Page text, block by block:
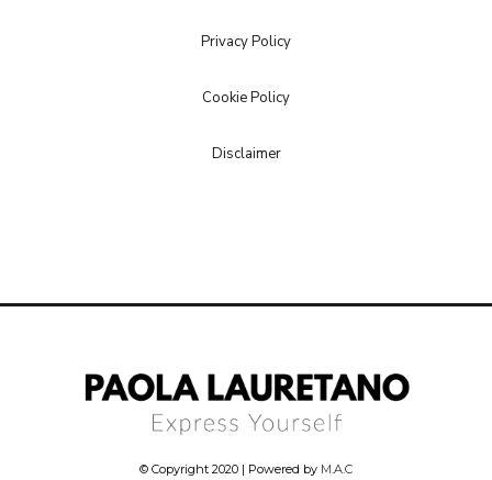
Privacy Policy
Cookie Policy
Disclaimer
© Copyright 2020 | Powered by M.A.C